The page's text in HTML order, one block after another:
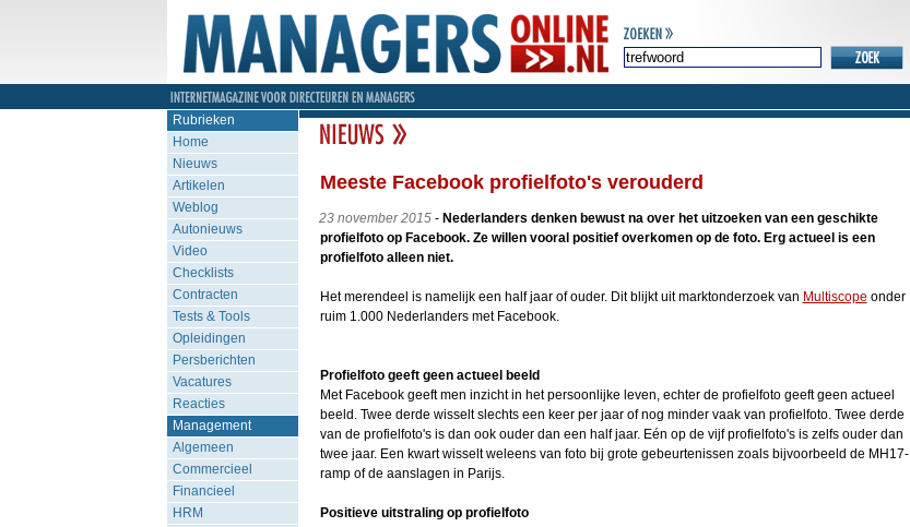
Rubrieken
Home
Nieuws
Artikelen
Weblog
Autonieuws
Video
Checklists
Contracten
Tests & Tools
Opleidingen
Persberichten
Vacatures
Reacties
Management
Algemeen
Commercieel
Financieel
HRM
Meeste Facebook profielfoto's verouderd
23 november 2015- Nederlanders denken bewust na over het uitzoeken van een geschikte
profielfoto op Facebook. Ze willen vooral positief overkomen op de foto. Erg actueel is een
profielfoto alleen niet.
Het merendeel is namelijk een half jaar of ouder. Dit blijkt uit marktonderzoek van Multiscope onder
ruim 1.000 Nederlanders met Facebook.
Profielfoto geeft geen actueel beeld
Met Facebook geeft men inzicht in het persoonlijke leven, echter de profielfoto geeft geen actueel
beeld. Twee derde wisselt slechts een keer per jaar of nog minder vaak van profielfoto. Twee derde
van de profielfoto's is dan ook ouder dan een half jaar. Eén op de vijf profielfoto's is zelfs ouder dan
twee jaar. Een kwart wisselt weleens van foto bij grote gebeurtenissen zoals bijvoorbeeld de MH17-
ramp of de aanslagen in Parijs.
Positieve uitstraling op profielfoto